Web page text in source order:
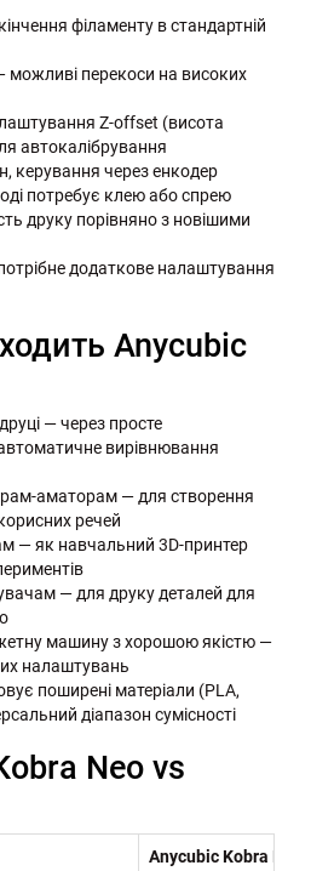
філаменту в стандартній
можливі перекоси на високих
Z-offset (висота
автокалібрування
керування через енкодер
потребує клею або спрею
друку порівняно з новішими
додаткове налаштування
Anycubic
— через просте
вирівнювання
аматорам — для створення
речей
— як навчальний 3D-принтер
— для друку деталей для
машину з хорошою якістю —
налаштувань
поширені матеріали (PLA,
діапазон сумісності
Neo vs
Anycubic Kobra Neo